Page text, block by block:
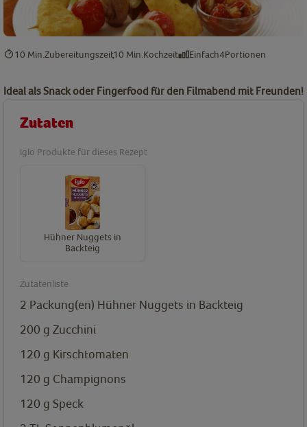
10 Min. Zubereitungszeit10 Min. Kochzeit Einfach4Portionen
Ideal als Snack oder Fingerfood für den Filmabend mit Freunden!
Zutaten
Iglo Produkte für dieses Rezept
Hühner Nuggets in
Backteig
Zutatenliste
2 Packung(en) Hühner Nuggets in Backteig
200 g Zucchini
120 g Kirschtomaten
120 g Champignons
120 g Speck